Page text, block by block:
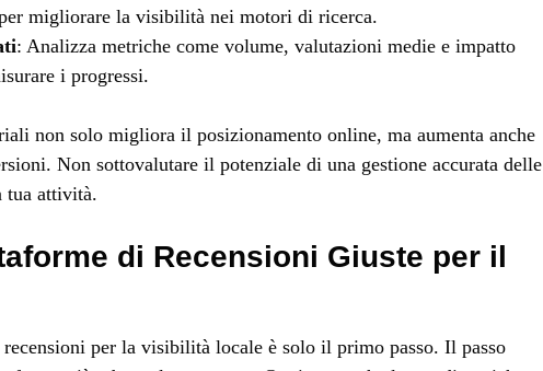
migliorare la visibilità nei motori di ricerca.
: Analizza metriche come volume, valutazioni medie e impatto
i progressi.
non solo migliora il posizionamento online, ma aumenta anche
Non sottovalutare il potenziale di una gestione accurata delle
tua attività.
di Recensioni Giuste per il
per la visibilità locale è solo il primo passo. Il passo